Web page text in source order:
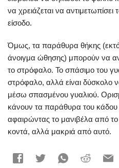
να χρειάζεται να
είσοδο.
Όμως, τα παράθυρα θήκης
άνοιγμα ώθησης) μπορούν να
το στρόφαλο. Το σπάσιμο του
στρόφαλο, αλλά είναι δύσκολο
μέσω σπασμένου γυαλιού.
κάνουν τα παράθυρα του
αφαιρώντας το μανιβέλα από
κοντά, αλλά μακριά από αυτό.